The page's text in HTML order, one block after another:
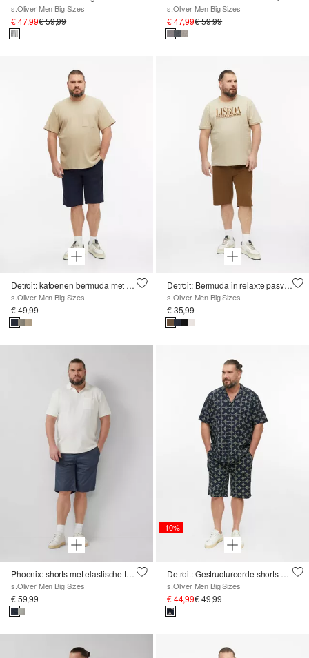
s.Oliver Men Big Sizes
€ 47,99€ 59,99
s.Oliver Men Big Sizes
€ 47,99€ 59,99
Detroit: katoenen bermuda met elastische tailleband
s.Oliver Men Big Sizes
€ 49,99
Detroit: Bermuda in relaxte pasvorm
s.Oliver Men Big Sizes
€ 35,99
Phoenix: shorts met elastische tailleband en trekkoord
s.Oliver Men Big Sizes
€ 59,99
-10%
Detroit: Gestructureerde shorts met een all-over print
s.Oliver Men Big Sizes
€ 44,99€ 49,99